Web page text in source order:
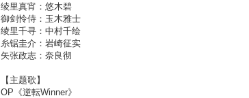
绫里真宵：悠木碧
御剑怜侍：玉木雅士
绫里千寻：中村千绘
糸锯圭介：岩崎征实
矢张政志：奈良彻
【主题歌】
OP《逆転Winner》